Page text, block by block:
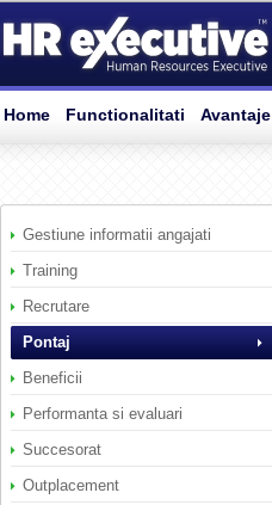
Home Functionalitati Avantaje
Gestiune informatii angajati
Training
Recrutare
Pontaj
Beneficii
Performanta si evaluari
Succesorat
Outplacement